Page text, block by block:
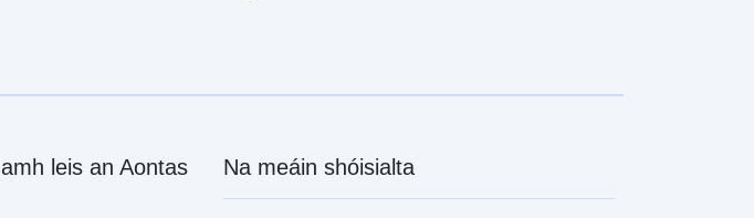
leis an Aontas
Na meáin shóisialta